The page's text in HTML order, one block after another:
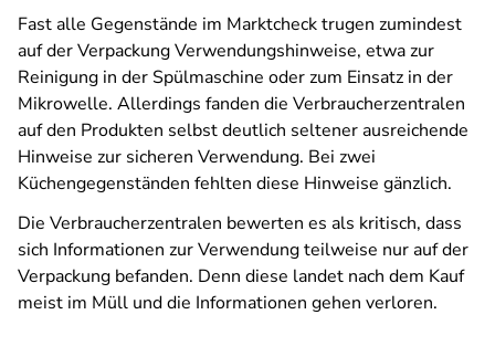
Fast alle Gegenstände im Marktcheck trugen zumindest
auf der Verpackung Verwendungshinweise, etwa zur
Reinigung in der Spülmaschine oder zum Einsatz in der
Mikrowelle. Allerdings fanden die Verbraucherzentralen
auf den Produkten selbst deutlich seltener ausreichende
Hinweise zur sicheren Verwendung. Bei zwei
Küchengegenständen fehlten diese Hinweise gänzlich.
Die Verbraucherzentralen bewerten es als kritisch, dass
sich Informationen zur Verwendung teilweise nur auf der
Verpackung befanden. Denn diese landet nach dem Kauf
meist im Müll und die Informationen gehen verloren.